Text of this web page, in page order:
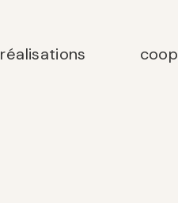
réalisations coop